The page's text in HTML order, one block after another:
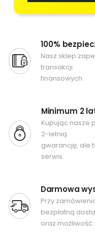
100%
Nasz sklep
transakcji
finansowych.
Minimum 2
Kupując nasze
2-letnią
gwarancję, ale
serwis.
Darmowa
Przy
bezpłatną
oraz możliwość